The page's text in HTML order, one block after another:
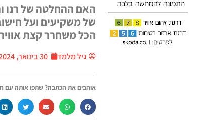
האם ההחלטה של רנו
של משקיעים ועל
הכל משחרר קצת
גיל מלמד 30 בינואר, 2024
אוהבים את הכתבה? שתפו אותה עם